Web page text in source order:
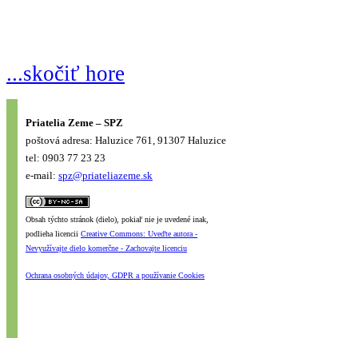
...skočiť hore
Priatelia Zeme – SPZ
poštová adresa: Haluzice 761, 91307 Haluzice
tel: 0903 77 23 23
e-mail: spz@priateliazeme.sk
Obsah týchto stránok (dielo), pokiaľ nie je uvedené inak,
podlieha licencii Creative Commons: Uveďte autora -
Nevyužívajte dielo komerčne - Zachovajte licenciu
Ochrana osobných údajov, GDPR a používanie Cookies